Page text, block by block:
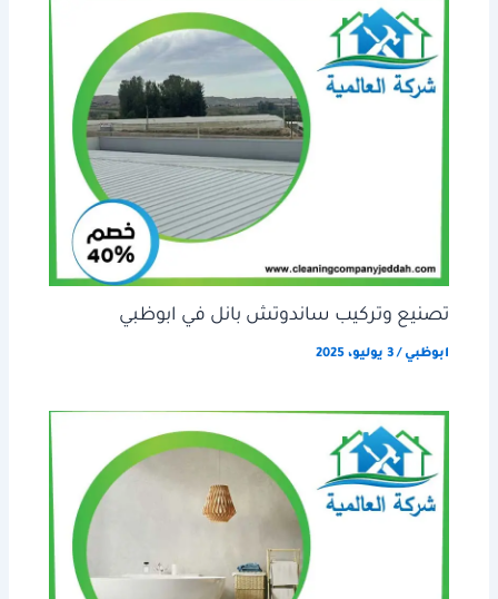
تصنيع وتركيب ساندوتش بانل في ابوظبي
ابوظبي /3 يوليو، 2025